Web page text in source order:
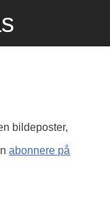
bildeposter,
abonnere på